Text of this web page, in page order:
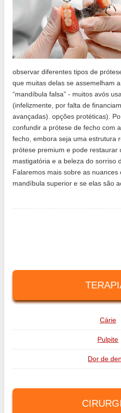
observar diferentes tipos de
que muitas delas se assemelham
“mandíbula falsa” - muitos avós
(infelizmente, por falta de
avançadas). opções protéticas).
confundir a prótese de fecho com
fecho, embora seja uma estrutura
prótese premium e pode restaurar
mastigatória e a beleza do sorriso
Falaremos mais sobre as
mandíbula superior e se elas são
Cárie
Pulpite
Dor de